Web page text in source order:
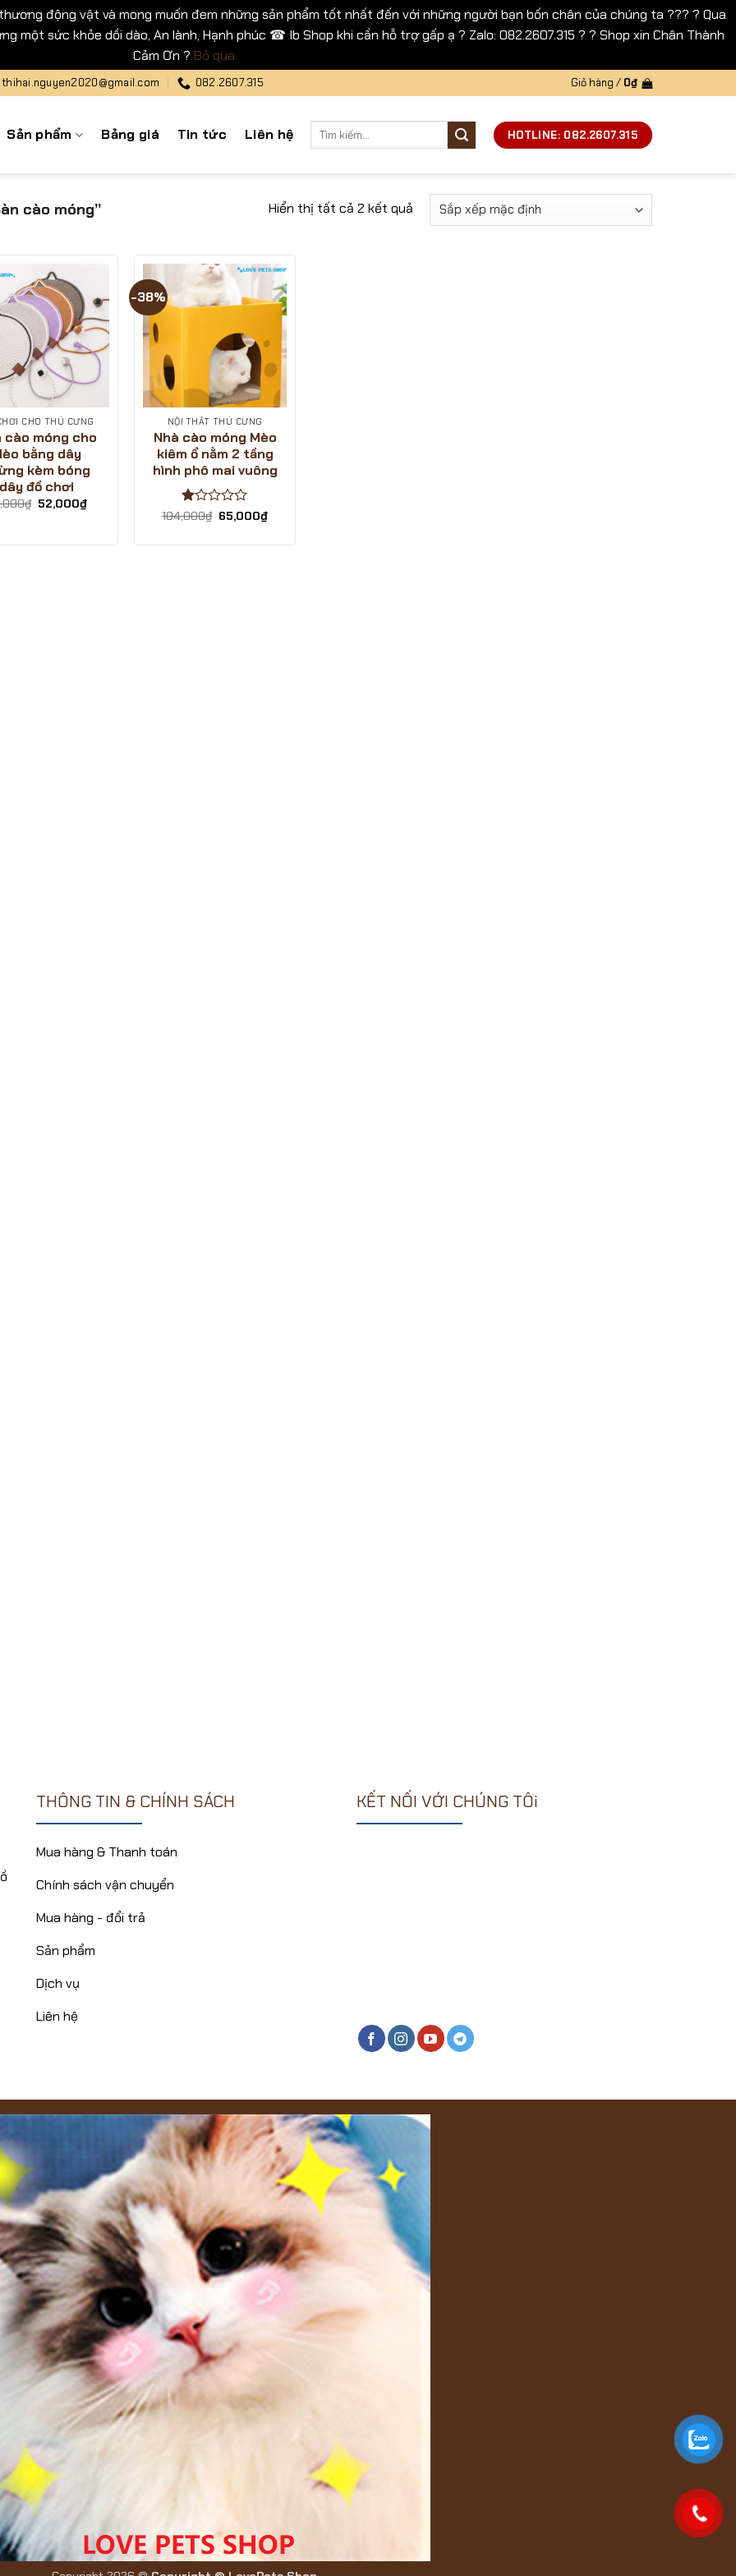
động vật và mong muốn đem những sản phẩm tốt nhất đến với những người bạn bốn chân của chúng ta ??? ? Qua
một sức khỏe dồi dào, An lành, Hạnh phúc ☎ Ib Shop khi cần hỗ trợ gấp ạ ? Zalo: 082.2607.315 ? ? Shop xin Chân Thành
Cảm Ơn ? Bỏ qua
thihai.nguyen2020@gmail.com 082.2607.315 Giỏ hàng / 0₫
Sản phẩm Bảng giá Tin tức Liên hệ
Tìm
kiếm:
HOTLINE: 082.2607.315
cào móng” Hiển thị tất cả 2 kết quả
CHO THÚ CƯNG
cào móng cho
bằng dây
kèm bóng
dây đồ chơi
₫ Giá
gốc
52,000₫Giá
-38%
NỘI THẤT THÚ CƯNG
Nhà cào móng Mèo
kiêm ổ nằm 2 tầng
hình phô mai vuông
Được
104,000₫ Giá
gốc
65,000₫Giá
THÔNG TIN & CHÍNH SÁCH
Mua hàng & Thanh toán
Chính sách vận chuyển
Mua hàng - đổi trả
Sản phẩm
Dịch vụ
Liên hệ
KẾT NỐI VỚI CHÚNG TÔi